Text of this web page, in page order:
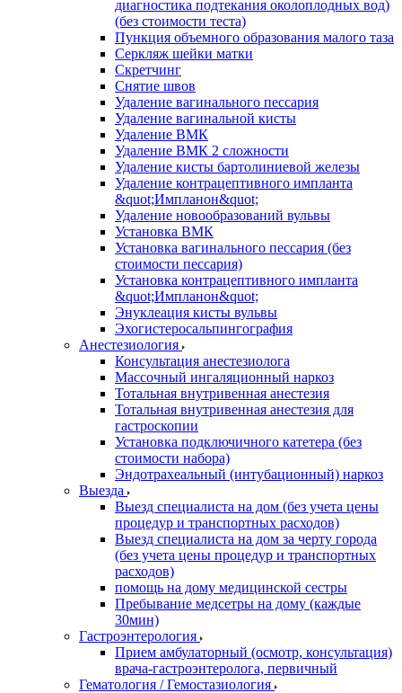
диагностика подтекания околоплодных вод)
(без стоимости теста)
Пункция объемного образования малого таза
Серкляж шейки матки
Скретчинг
Снятие швов
Удаление вагинального пессария
Удаление вагинальной кисты
Удаление ВМК
Удаление ВМК 2 сложности
Удаление кисты бартолиниевой железы
Удаление контрацептивного импланта
&quot;Импланон&quot;
Удаление новообразований вульвы
Установка ВМК
Установка вагинального пессария (без
стоимости пессария)
Установка контрацептивного импланта
&quot;Импланон&quot;
Энуклеация кисты вульвы
Эхогистеросальпингография
Анестезиология
Консультация анестезиолога
Массочный ингаляционный наркоз
Тотальная внутривенная анестезия
Тотальная внутривенная анестезия для
гастроскопии
Установка подключичного катетера (без
стоимости набора)
Эндотрахеальный (интубационный) наркоз
Выезда
Выезд специалиста на дом (без учета цены
процедур и транспортных расходов)
Выезд специалиста на дом за черту города
(без учета цены процедур и транспортных
расходов)
помощь на дому медицинской сестры
Пребывание медсетры на дому (каждые
30мин)
Гастроэнтерология
Прием амбулаторный (осмотр, консультация)
врача-гастроэнтеролога, первичный
Гематология / Гемостазиология